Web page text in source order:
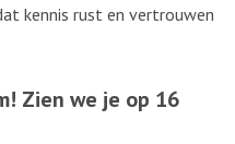
kennis rust en vertrouwen
Zien we je op 16